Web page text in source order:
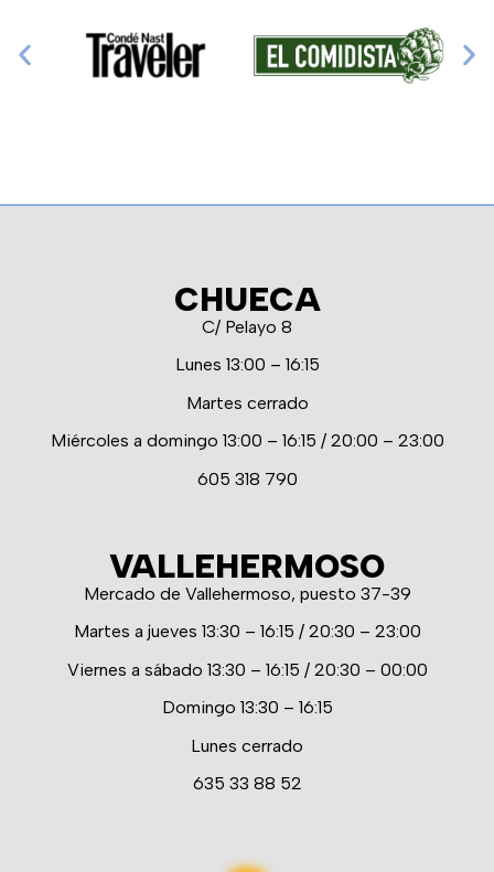
CHUECA
C/ Pelayo 8
Lunes 13:00 – 16:15
Martes cerrado
Miércoles a domingo 13:00 – 16:15 / 20:00 – 23:00
605 318 790
VALLEHERMOSO
Mercado de Vallehermoso, puesto 37-39
Martes a jueves 13:30 – 16:15 / 20:30 – 23:00
Viernes a sábado 13:30 – 16:15 / 20:30 – 00:00
Domingo 13:30 – 16:15
Lunes cerrado
635 33 88 52